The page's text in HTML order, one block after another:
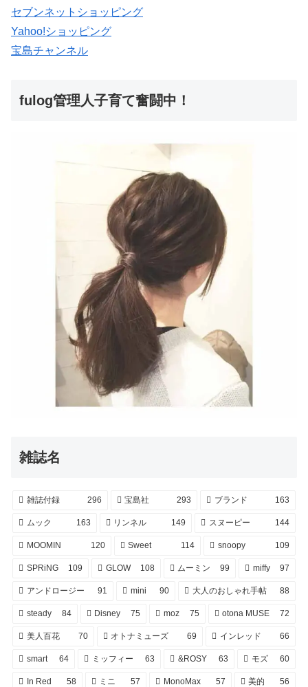
セブンネットショッピング
Yahoo!ショッピング
宝島チャンネル
fulog管理人子育て奮闘中！
雑誌名
雑誌付録 296 宝島社 293 ブランド 163
ムック 163 リンネル 149 スヌーピー 144
MOOMIN 120 Sweet 114 snoopy 109
SPRiNG 109 GLOW 108 ムーミン 99 miffy 97
アンドロージー 91 mini 90 大人のおしゃれ手帖 88
steady 84 Disney 75 moz 75 otona MUSE 72
美人百花 70 オトナミューズ 69 インレッド 66
smart 64 ミッフィー 63 &ROSY 63 モズ 60
In Red 58 ミニ 57 MonoMax 57 美的 56